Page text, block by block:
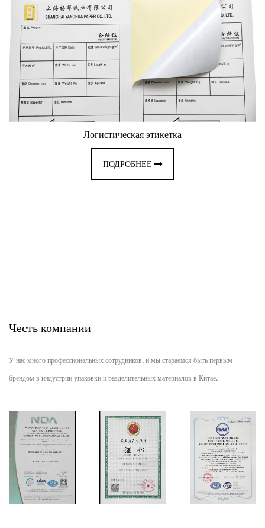
Логистическая этикетка
ПОДРОБНЕЕ
Честь компании
У нас много профессиональных сотрудников, и мы стараемся быть первым
брендом в индустрии упаковки и разделительных материалов в Китае.